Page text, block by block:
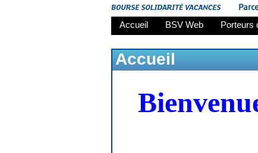
Accueil BSV Web Porteurs
Accueil